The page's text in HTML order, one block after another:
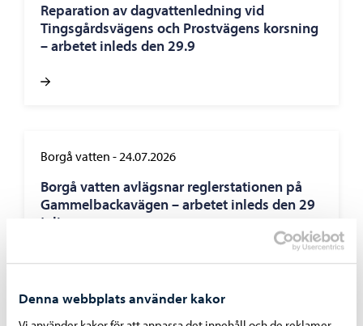
Denna webbplats använder kakor
Reparation av dagvattenledning vid
Tingsgårdsvägens och Prostvägens korsning
– arbetet inleds den 29.9
Borgå vatten -24.07.2026
Borgå vatten avlägsnar reglerstationen på
Gammelbackavägen – arbetet inleds den 29
juli